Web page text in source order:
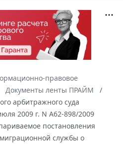
правовое
Документы ленты ПРАЙМ
арбитражного суда
2009 г. N А62-898/2009
постановления
службы о